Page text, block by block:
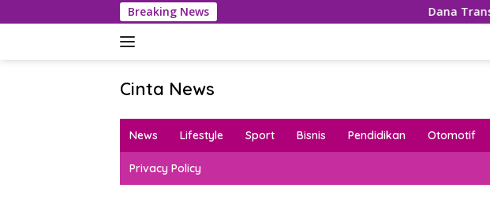
ke
Breaking News Dana Transfer ke Buleleng
Cinta News
News
Kabar
News Lifestyle Sport Bisnis Pendidikan Otomotif
Privacy Policy